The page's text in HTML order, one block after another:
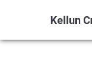
Kellun